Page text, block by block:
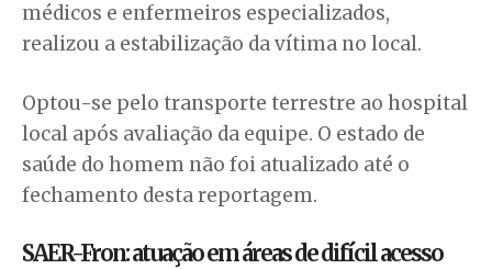
médicos e enfermeiros especializados,
realizou a estabilização da vítima no local.
Optou-se pelo transporte terrestre ao hospital
local após avaliação da equipe. O estado de
saúde do homem não foi atualizado até o
fechamento desta reportagem.
SAER-Fron: atuação em áreas de difícil acesso